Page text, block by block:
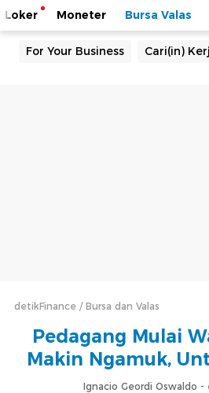
Loker Moneter Bursa Valas
For Your Business Cari(in)
detikFinance Bursa dan Valas
Pedagang Mulai
Makin Ngamuk,
Ignacio Geordi Oswaldo -